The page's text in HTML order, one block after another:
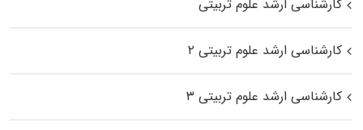
کارشناسی ارشد علوم تربیتی
کارشناسی ارشد علوم تربیتی ۲
کارشناسی ارشد علوم تربیتی ۳